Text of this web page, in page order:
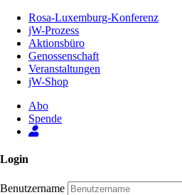
Inhalt
Seite
Rosa-Luxemburg-Konferenz
jW-Prozess
Aktionsbüro
Genossenschaft
Veranstaltungen
jW-Shop
Abo
Spende
Login
Benutzername